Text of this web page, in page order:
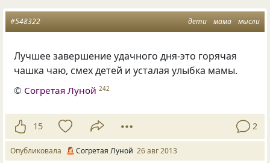
дети мама мысли
#548322
Лучшее завершение удачного дня-это горячая
чашка чаю, смех детей и усталая улыбка мамы.
© Согретая Луной 242
15 2
Опубликовала Согретая Луной 26 авг 2013